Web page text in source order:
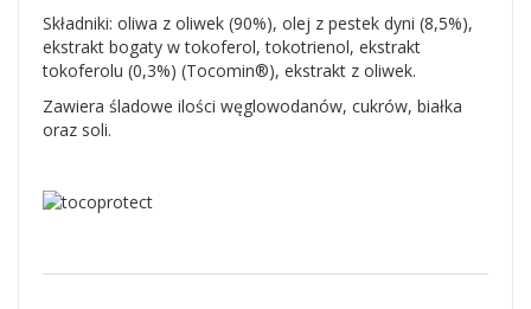
Składniki: oliwa z oliwek (90%), olej z pestek dyni (8,5%),
ekstrakt bogaty w tokoferol, tokotrienol, ekstrakt
tokoferolu (0,3%) (Tocomin®), ekstrakt z oliwek.
Zawiera śladowe ilości węglowodanów, cukrów, białka
oraz soli.